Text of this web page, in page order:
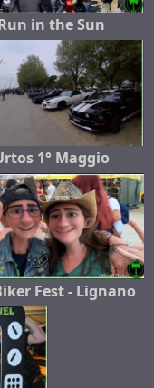
in the Sun
1° Maggio
Fest - Lignano